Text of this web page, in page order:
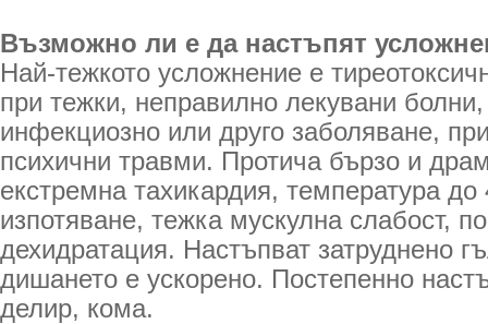
Възможно ли е да настъпят
Най-тежкото усложнение е
при тежки, неправилно лекувани
инфекциозно или друго заболяване,
психични травми. Протича бързо и
екстремна тахикардия, температура
изпотяване, тежка мускулна слабост,
дехидратация. Настъпват затруднено
дишането е ускорено. Постепенно
делир, кома.